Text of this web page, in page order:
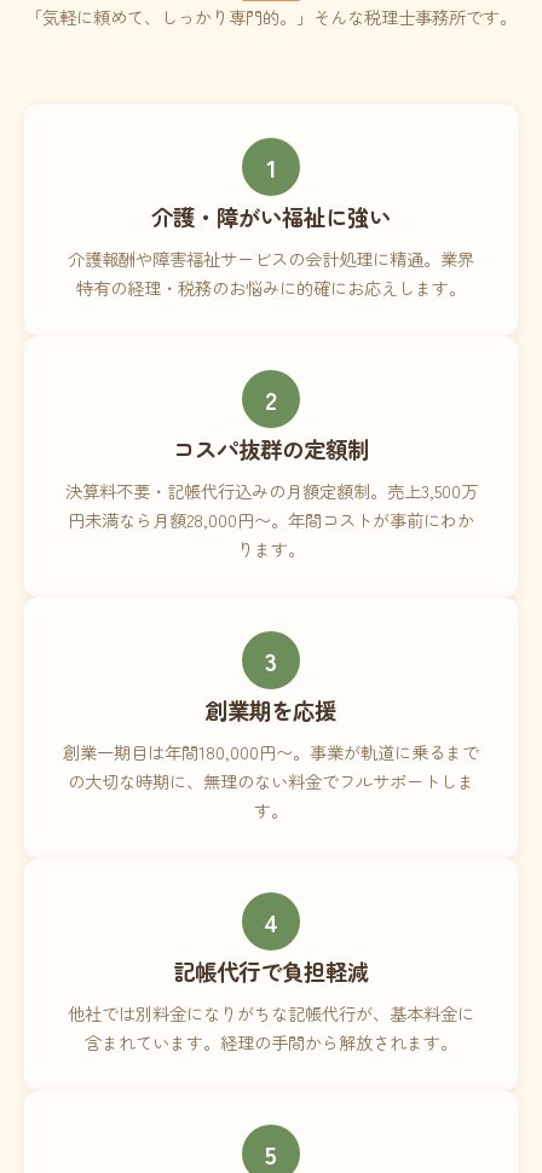
「気軽に頼めて、しっかり専門的。」そんな税理士事務所です。
1
介護・障がい福祉に強い
介護報酬や障害福祉サービスの会計処理に精通。業界
特有の経理・税務のお悩みに的確にお応えします。
2
コスパ抜群の定額制
決算料不要・記帳代行込みの月額定額制。売上3,500万
円未満なら月額28,000円〜。年間コストが事前にわか
ります。
3
創業期を応援
創業一期目は年間180,000円〜。事業が軌道に乗るまで
の大切な時期に、無理のない料金でフルサポートしま
す。
4
記帳代行で負担軽減
他社では別料金になりがちな記帳代行が、基本料金に
含まれています。経理の手間から解放されます。
5